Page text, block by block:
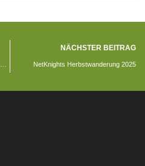
NÄCHSTER BEITRAG
NetKnights Herbstwanderung 2025